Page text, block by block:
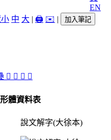
EN
小 中 大 | 🖨️ ✉️ | 加入筆記
𤴁 󳲛 󳲞 󳲢
形體資料表
說文解字(大徐本)